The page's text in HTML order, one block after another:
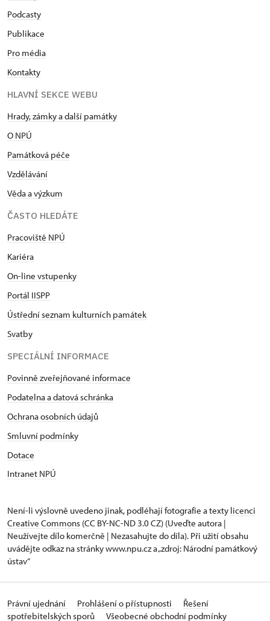
Podcasty
Publikace
Pro média
Kontakty
HLAVNÍ SEKCE WEBU
Hrady, zámky a další památky
O NPÚ
Památková péče
Vzdělávání
Věda a výzkum
ČASTO HLEDÁTE
Pracoviště NPÚ
Kariéra
On-line vstupenky
Portál IISPP
Ústřední seznam kulturních památek
Svatby
SPECIÁLNÍ INFORMACE
Povinně zveřejňované informace
Podatelna a datová schránka
Ochrana osobních údajů
Smluvní podmínky
Dotace
Intranet NPÚ
Není-li výslovně uvedeno jinak, podléhají fotografie a texty licenci
Creative Commons (CC BY-NC-ND 3.0 CZ) (Uveďte autora |
Neužívejte dílo komerčně | Nezasahujte do díla). Při užití obsahu
uvádějte odkaz na stránky www.npu.cz a „zdroj: Národní památkový
ústav“
Právní ujednání Prohlášení o přístupnosti
Řešení
spotřebitelských sporů
Všeobecné obchodní podmínky